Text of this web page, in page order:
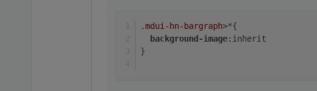
.mdui-hn-bargraph>*{
background-image:inherit
}